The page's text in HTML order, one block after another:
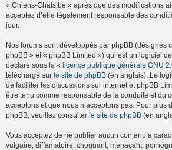
« Chiens-Chats.be » après que des modifications
acceptez d’être légalement responsable des
jour.
Nos forums sont développés par phpBB (désignés
phpBB » et « phpBB Limited ») qui est un logiciel
déclaré sous la « licence publique générale GNU
téléchargé sur le site de phpBB (en anglais). Le
de faciliter les discussions sur internet et phpBB
être tenu comme responsable de la conduite et du
acceptons et que nous n’acceptons pas. Pour plus
phpBB, veuillez consulter le site de phpBB (en
Vous acceptez de ne publier aucun contenu à
vulgaire, diffamatoire, choquant, menaçant,